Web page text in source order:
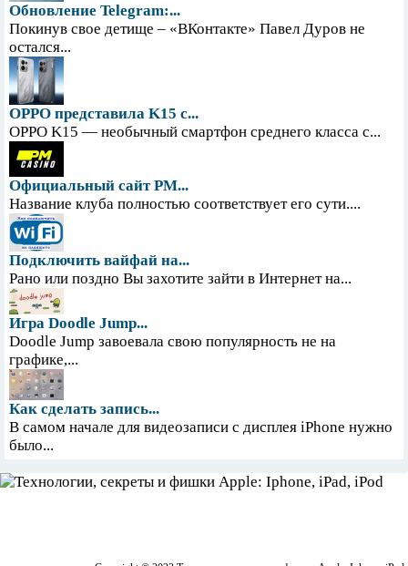
Обновление Telegram:...
Покинув свое детище – «ВКонтакте» Павел Дуров не
остался...
OPPO представила K15 с...
OPPO K15 — необычный смартфон среднего класса с...
Официальный сайт PM...
Название клуба полностью соответствует его сути....
Подключить вайфай на...
Рано или поздно Вы захотите зайти в Интернет на...
Игра Doodle Jump...
Doodle Jump завоевала свою популярность не на
графике,...
Как сделать запись...
В самом начале для видеозаписи с дисплея iPhone нужно
было...